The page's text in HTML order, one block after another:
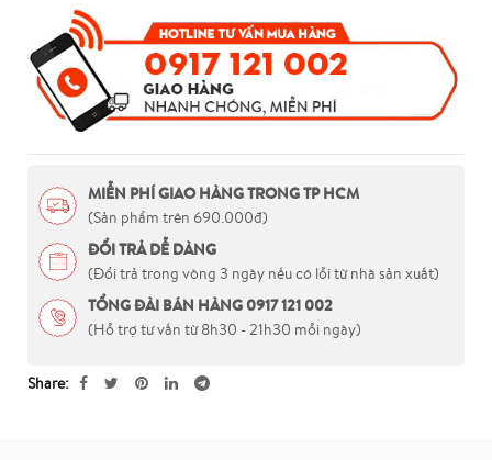
MIỄN PHÍ GIAO HÀNG TRONG TP HCM
(Sản phẩm trên 690.000đ)
ĐỔI TRẢ DỄ DÀNG
(Đổi trả trong vòng 3 ngày nếu có lỗi từ nhà sản xuất)
TỔNG ĐÀI BÁN HÀNG 0917 121 002
(Hỗ trợ tư vấn từ 8h30 - 21h30 mỗi ngày)
Share